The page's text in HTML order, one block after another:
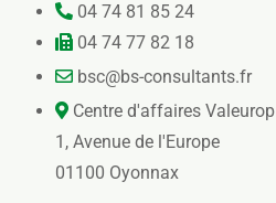
04 74 81 85 24
04 74 77 82 18
bsc@bs-consultants.fr
Centre d'affaires Valeurop
1, Avenue de l'Europe
01100 Oyonnax